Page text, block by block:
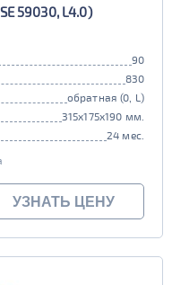
59030, L4.0)
90
830
обратная (0, L)
315x175x190 мм.
24 мес.
УЗНАТЬ ЦЕНУ